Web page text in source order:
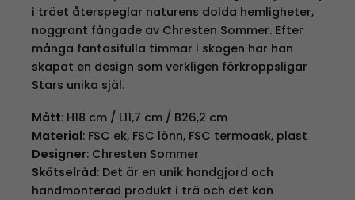
i träet återspeglar naturens dolda hemligheter,
noggrant fångade av Chresten Sommer. Efter
många fantasifulla timmar i skogen har han
skapat en design som verkligen förkroppsligar
Stars unika själ.
Mått: H18 cm / L11,7 cm / B26,2 cm
Material: FSC ek, FSC lönn, FSC termoask, plast
Designer: Chresten Sommer
Skötselråd: Det är en unik handgjord och
handmonterad produkt i trä och det kan